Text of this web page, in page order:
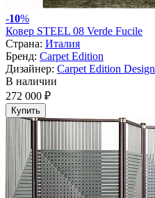
-10%
Ковер STEEL 08 Verde Fucile
Страна: Италия
Бренд: Carpet Edition
Дизайнер: Carpet Edition Design
В наличии
272 000 ₽
Купить